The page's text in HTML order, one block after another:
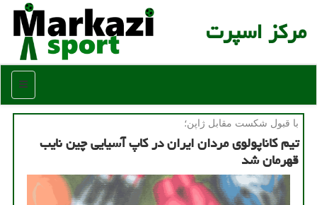
مركز اسپرت
منو
با قبول شكست مقابل ژاپن؛
تیم كاناپولوی مردان ایران در كاپ آسیایی چین نایب
قهرمان شد